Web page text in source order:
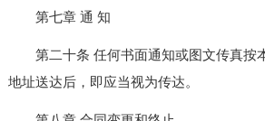
第七章 通 知
第二十条 任何书面通知或图文传真按
地址送达后，即应当视为传达。